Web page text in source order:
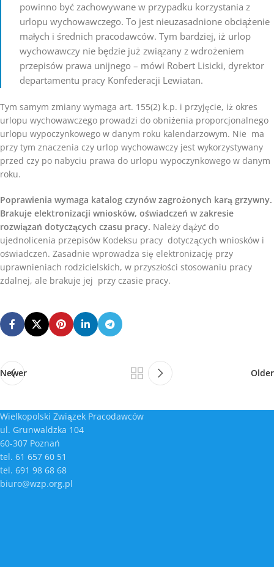
powinno być zachowywane w przypadku korzystania z
urlopu wychowawczego. To jest nieuzasadnione obciążenie
małych i średnich pracodawców. Tym bardziej, iż urlop
wychowawczy nie będzie już związany z wdrożeniem
przepisów prawa unijnego – mówi Robert Lisicki, dyrektor
departamentu pracy Konfederacji Lewiatan.
Tym samym zmiany wymaga art. 155(2) k.p. i przyjęcie, iż okres
urlopu wychowawczego prowadzi do obniżenia proporcjonalnego
urlopu wypoczynkowego w danym roku kalendarzowym. Nie ma
przy tym znaczenia czy urlop wychowawczy jest wykorzystywany
przed czy po nabyciu prawa do urlopu wypoczynkowego w danym
roku.
Poprawienia wymaga katalog czynów zagrożonych karą grzywny.
Brakuje elektronizacji wniosków, oświadczeń w zakresie
rozwiązań dotyczących czasu pracy. Należy dążyć do
ujednolicenia przepisów Kodeksu pracy dotyczących wniosków i
oświadczeń. Zasadnie wprowadza się elektronizację przy
uprawnieniach rodzicielskich, w przyszłości stosowaniu pracy
zdalnej, ale brakuje jej przy czasie pracy.
Newer Older
Wielkopolski Związek Pracodawców
ul. Grunwaldzka 104
60-307 Poznań
tel. 61 657 60 51
tel. 691 98 68 68
biuro@wzp.org.pl